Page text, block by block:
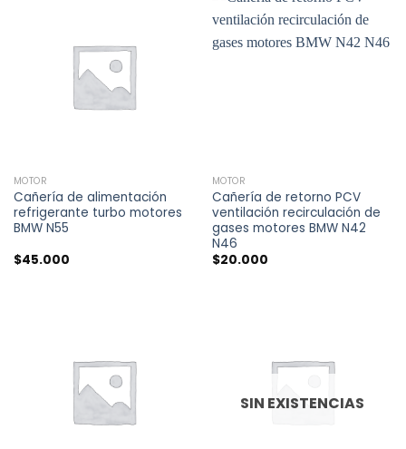
MOTOR
Cañería de alimentación
refrigerante turbo motores
BMW N55
$45.000
MOTOR
Cañería de retorno PCV
ventilación recirculación de
gases motores BMW N42
N46
$20.000
SIN EXISTENCIAS